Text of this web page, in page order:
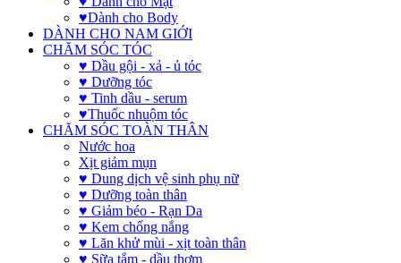
♥Dành cho Body
DÀNH CHO NAM GIỚI
CHĂM SÓC TÓC
♥ Dầu gội - xả - ủ tóc
♥ Dưỡng tóc
♥ Tinh dầu - serum
♥Thuốc nhuộm tóc
CHĂM SÓC TOÀN THÂN
Nước hoa
Xịt giảm mụn
♥ Dung dịch vệ sinh phụ nữ
♥ Dưỡng toàn thân
♥ Giảm béo - Rạn Da
♥ Kem chống nắng
♥ Lăn khử mùi - xịt toàn thân
♥ Sữa tắm - dầu thơm